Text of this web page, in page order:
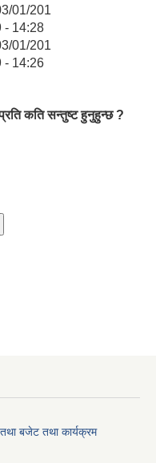
01/201
- 14:28
01/201
- 14:26
कति सन्तुष्ट हुनुहुन्छ ?
बजेट तथा कार्यक्रम